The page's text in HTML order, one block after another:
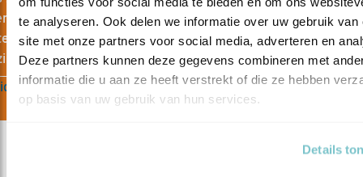
te analyseren. Ook delen we informatie over uw gebruik van
site met onze partners voor social media, adverteren en
Deze partners kunnen deze gegevens combineren met
informatie die u aan ze heeft verstrekt of die ze hebben
op basis van uw gebruik van hun services.
Details
tegelijk. Wij kunnen ons een wereld zonder vogels niet
Help mee vogels beschermen en ontvang ook nog
Vogels.